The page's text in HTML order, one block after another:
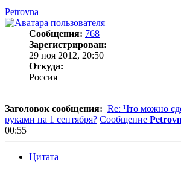
Petrovna
Сообщения: 768
Зарегистрирован:
29 ноя 2012, 20:50
Откуда:
Россия
Заголовок сообщения: Re: Что можно
руками на 1 сентября? Сообщение
00:55
Цитата